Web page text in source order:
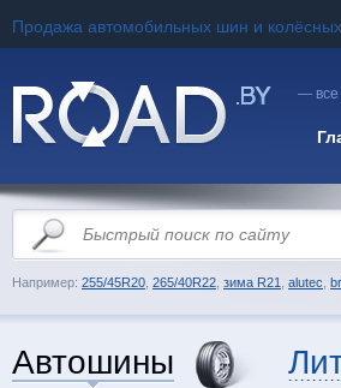
Продажа автомобильных шин и
— все
Например: 255/45R20 265/40R22 зима R21 alutec
Автошины